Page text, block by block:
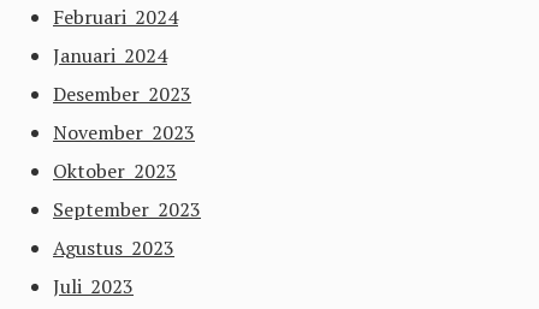
Februari 2024
Januari 2024
Desember 2023
November 2023
Oktober 2023
September 2023
Agustus 2023
Juli 2023